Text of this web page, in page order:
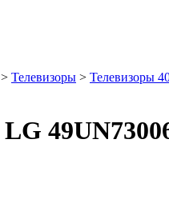
> Телевизоры > Телевизоры